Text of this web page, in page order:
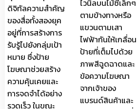
ดิจิทัลความสำคัญ
ของสื่อทั้งสองยุค
อยู่ที่การสร้างการ
รับรู้ไปยังกลุ่มเป้า
หมาย ซึ่งป้าย
โฆษณาช่วยสร้าง
ความคุ้นเคยและ
การจดจำได้อย่าง
รวดเร็ว ในขณะ
ไวนิลบนไม้ซี่เล็กๆ
ตามข้างทางหรือ
แขวนตามเสา
ไฟฟ้ากันให้เกลื่อน
ป้ายที่เต็มไปด้วย
ภาพสีฉูดฉาดและ
ข้อความโฆษณา
จากเจ้าของ
แบรนด์สินค้าและ